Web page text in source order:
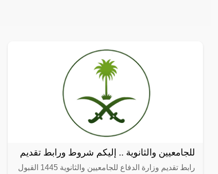
للجامعيين والثانوية .. إليكم شروط ورابط تقديم
رابط تقديم وزارة الدفاع للجامعيين والثانوية 1445 القبول